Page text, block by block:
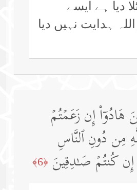
دیا ہے ایسے
ہدایت نہیں دیا
هَادُوۤا۟ إِن زَعَمۡتُمۡ
مِن دُونِ ٱلنَّاسِ
إِن كُنتُمۡ صَـٰدِقِینَ ﴿6﴾